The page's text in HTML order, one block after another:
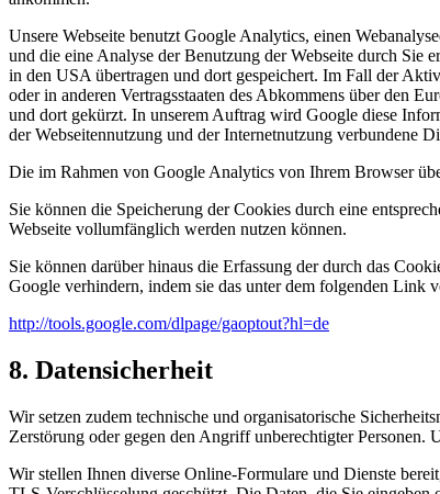
Unsere Webseite benutzt Google Analytics, einen
und die eine Analyse der Benutzung der Webseite durch Sie
in den USA übertragen und dort gespeichert. Im Fall der
oder in anderen Vertragsstaaten des Abkommens über den
und dort gekürzt. In unserem Auftrag wird Google diese
der Webseitennutzung und der Internetnutzung verbundene
Die im Rahmen von Google Analytics von Ihrem Browser
Sie können die Speicherung der Cookies durch eine
Webseite vollumfänglich werden nutzen können.
Sie können darüber hinaus die Erfassung der durch das
Google verhindern, indem sie das unter dem folgenden Link
http://tools.google.com/dlpage/gaoptout?hl=de
8. Datensicherheit
Wir setzen zudem technische und organisatorische
Zerstörung oder gegen den Angriff unberechtigter Personen.
Wir stellen Ihnen diverse Online-Formulare und Dienste